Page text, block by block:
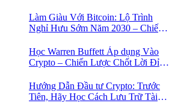
Làm Giàu Với Bitcoin: Lộ Trình
Nghỉ Hưu Sớm Năm 2030 – Chiến
Học Warren Buffett Áp dụng Vào
Crypto – Chiến Lược Chốt Lời Đỉnh
Hướng Dẫn Đầu tư Crypto: Trước
Tiên, Hãy Học Cách Lưu Trữ Tài